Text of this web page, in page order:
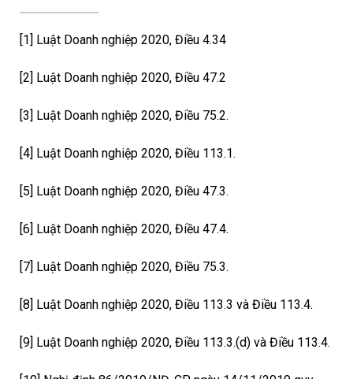
[1] Luật Doanh nghiệp 2020, Điều 4.34
[2] Luật Doanh nghiệp 2020, Điều 47.2
[3] Luật Doanh nghiệp 2020, Điều 75.2.
[4] Luật Doanh nghiệp 2020, Điều 113.1.
[5] Luật Doanh nghiệp 2020, Điều 47.3.
[6] Luật Doanh nghiệp 2020, Điều 47.4.
[7] Luật Doanh nghiệp 2020, Điều 75.3.
[8] Luật Doanh nghiệp 2020, Điều 113.3 và Điều 113.4.
[9] Luật Doanh nghiệp 2020, Điều 113.3.(d) và Điều 113.4.